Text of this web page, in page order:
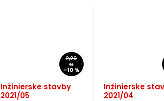
2,29
€
–10 %
Inžinierske stavby
2021/05
Inžinierske
2021/04